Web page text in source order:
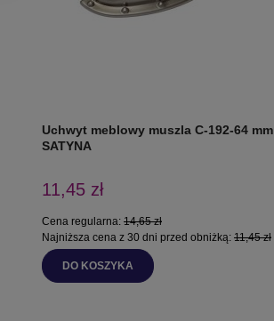
Uchwyt meblowy muszla C-192-64 mm
SATYNA
11,45 zł
Cena regularna: 14,65 zł
Najniższa cena z 30 dni przed obniżką: 11,45 zł
DO KOSZYKA